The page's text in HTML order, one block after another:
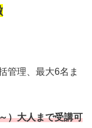
理、最大6名ま
）大人まで受講可